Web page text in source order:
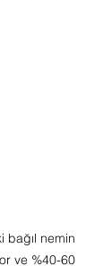
bağıl nemin
ve %40-60